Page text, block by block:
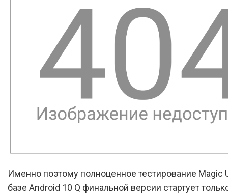
Именно поэтому полноценное тестирование Magic
базе Android 10 Q финальной версии стартует